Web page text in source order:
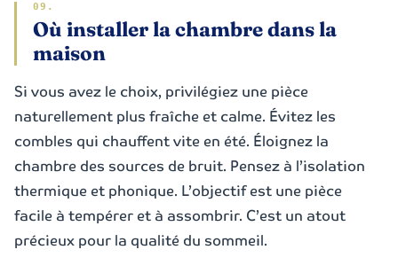
Où installer la chambre dans la
maison
Si vous avez le choix, privilégiez une pièce
naturellement plus fraîche et calme. Évitez les
combles qui chauffent vite en été. Éloignez la
chambre des sources de bruit. Pensez à l’isolation
thermique et phonique. L’objectif est une pièce
facile à tempérer et à assombrir. C’est un atout
précieux pour la qualité du sommeil.